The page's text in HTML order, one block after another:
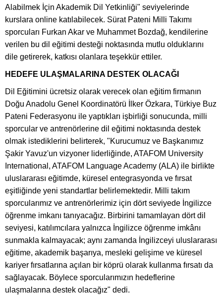
Alabilmek İçin Akademik Dil Yetkinliği" seviyelerinde
kurslara online katılabilecek. Sürat Pateni Milli Takımı
sporcuları Furkan Akar ve Muhammet Bozdağ, kendilerine
verilen bu dil eğitimi desteği noktasında mutlu olduklarını
dile getirerek, katkısı olanlara teşekkür ettiler.
HEDEFE ULAŞMALARINA DESTEK OLACAĞI
Dil Eğitimini ücretsiz olarak verecek olan eğitim firmanın
Doğu Anadolu Genel Koordinatörü İlker Özkara, Türkiye Buz
Pateni Federasyonu ile yaptıkları işbirliği sonucunda, milli
sporcular ve antrenörlerine dil eğitimi noktasında destek
olmak istediklerini belirterek, "Kurucumuz ve Başkanımız
Şakir Yavuz'un vizyoner liderliğinde, ATAFOM University
International, ATAFOM Language Academy (ALA) ile birlikte
uluslararası eğitimde, küresel entegrasyonda ve fırsat
eşitliğinde yeni standartlar belirlemektedir. Milli takım
sporcularımız ve antrenörlerimiz için dört seviyede İngilizce
öğrenme imkanı tanıyacağız. Birbirini tamamlayan dört dil
seviyesi, katılımcılara yalnızca İngilizce öğrenme imkânı
sunmakla kalmayacak; aynı zamanda İngilizceyi uluslararası
eğitime, akademik başarıya, mesleki gelişime ve küresel
kariyer fırsatlarına açılan bir köprü olarak kullanma fırsatı da
sağlayacak. Böylece sporcularımızın hedeflerine
ulaşmalarına destek olacağız" dedi.